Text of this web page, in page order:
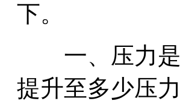
下。
一、压力是
提升至多少压